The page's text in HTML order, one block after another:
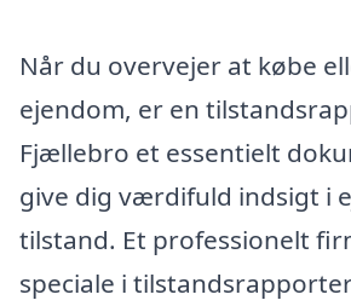
Når du overvejer at købe
ejendom, er en
Fjællebro et essentielt
give dig værdifuld indsigt i
tilstand. Et professionelt
speciale i